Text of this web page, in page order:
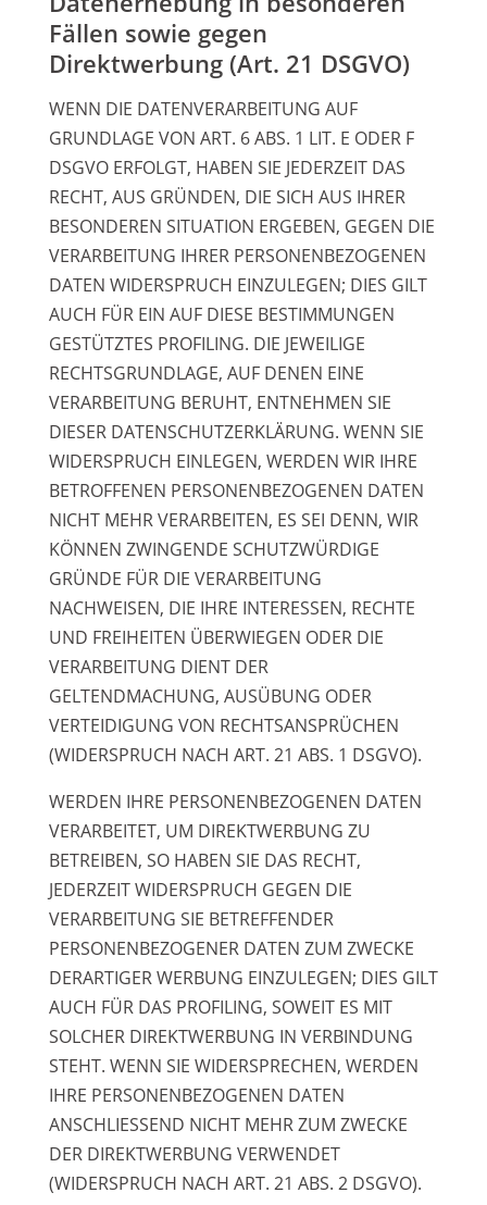
Fällen sowie gegen
Direktwerbung (Art. 21 DSGVO)
WENN DIE DATENVERARBEITUNG AUF
GRUNDLAGE VON ART. 6 ABS. 1 LIT. E ODER F
DSGVO ERFOLGT, HABEN SIE JEDERZEIT DAS
RECHT, AUS GRÜNDEN, DIE SICH AUS IHRER
BESONDEREN SITUATION ERGEBEN, GEGEN DIE
VERARBEITUNG IHRER PERSONENBEZOGENEN
DATEN WIDERSPRUCH EINZULEGEN; DIES GILT
AUCH FÜR EIN AUF DIESE BESTIMMUNGEN
GESTÜTZTES PROFILING. DIE JEWEILIGE
RECHTSGRUNDLAGE, AUF DENEN EINE
VERARBEITUNG BERUHT, ENTNEHMEN SIE
DIESER DATENSCHUTZERKLÄRUNG. WENN SIE
WIDERSPRUCH EINLEGEN, WERDEN WIR IHRE
BETROFFENEN PERSONENBEZOGENEN DATEN
NICHT MEHR VERARBEITEN, ES SEI DENN, WIR
KÖNNEN ZWINGENDE SCHUTZWÜRDIGE
GRÜNDE FÜR DIE VERARBEITUNG
NACHWEISEN, DIE IHRE INTERESSEN, RECHTE
UND FREIHEITEN ÜBERWIEGEN ODER DIE
VERARBEITUNG DIENT DER
GELTENDMACHUNG, AUSÜBUNG ODER
VERTEIDIGUNG VON RECHTSANSPRÜCHEN
(WIDERSPRUCH NACH ART. 21 ABS. 1 DSGVO).
WERDEN IHRE PERSONENBEZOGENEN DATEN
VERARBEITET, UM DIREKTWERBUNG ZU
BETREIBEN, SO HABEN SIE DAS RECHT,
JEDERZEIT WIDERSPRUCH GEGEN DIE
VERARBEITUNG SIE BETREFFENDER
PERSONENBEZOGENER DATEN ZUM ZWECKE
DERARTIGER WERBUNG EINZULEGEN; DIES GILT
AUCH FÜR DAS PROFILING, SOWEIT ES MIT
SOLCHER DIREKTWERBUNG IN VERBINDUNG
STEHT. WENN SIE WIDERSPRECHEN, WERDEN
IHRE PERSONENBEZOGENEN DATEN
ANSCHLIESSEND NICHT MEHR ZUM ZWECKE
DER DIREKTWERBUNG VERWENDET
(WIDERSPRUCH NACH ART. 21 ABS. 2 DSGVO).